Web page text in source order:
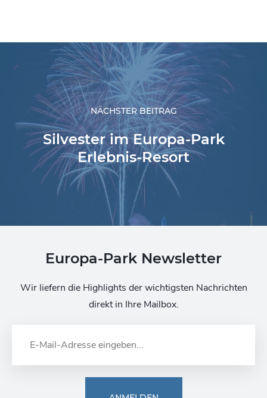
NÄCHSTER BEITRAG
Silvester im Europa-Park
Erlebnis-Resort
Europa-Park Newsletter
Wir liefern die Highlights der wichtigsten Nachrichten
direkt in Ihre Mailbox.